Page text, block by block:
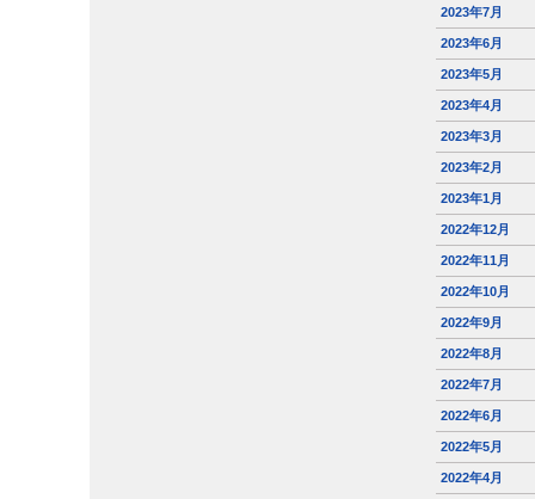
2023年7月
2023年6月
2023年5月
2023年4月
2023年3月
2023年2月
2023年1月
2022年12月
2022年11月
2022年10月
2022年9月
2022年8月
2022年7月
2022年6月
2022年5月
2022年4月